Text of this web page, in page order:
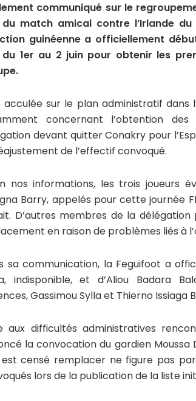
communiqué sur le
match amical contre l’Irlande
guinéenne a officiellement
1er au 2 juin pour obtenir les
acculée sur le plan administratif dans
concernant l’obtention
devant quitter Conakry pour
de l’effectif convoqué.
nos informations, les trois joueurs
Barry, appelés pour cette journée
D’autres membres de la
en raison de problèmes liés à
sa communication, la Feguifoot a
indisponible, et d’Aliou Badara
Gassimou Sylla et Thierno
aux difficultés administratives
la convocation du gardien Moussa
est censé remplacer ne figure pas
lors de la publication de la liste